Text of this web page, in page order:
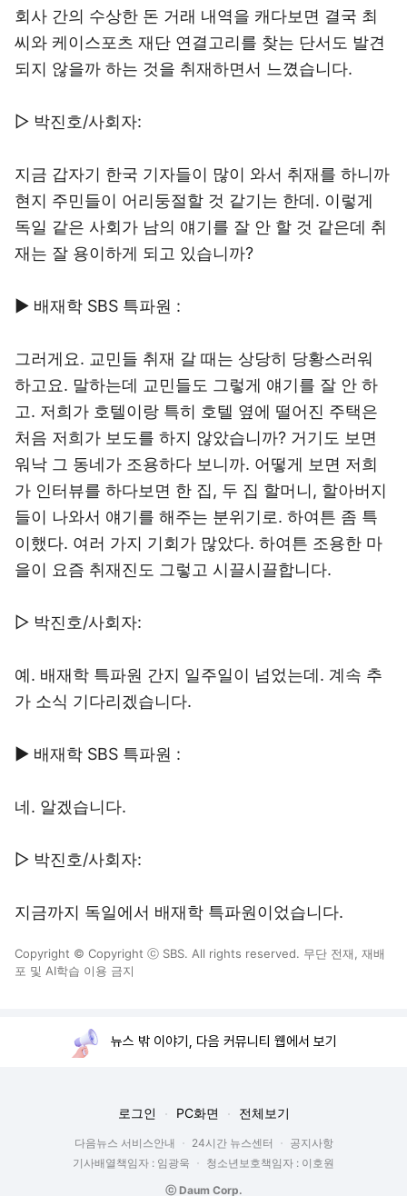
회사 간의 수상한 돈 거래 내역을 캐다보면 결국 최
씨와 케이스포츠 재단 연결고리를 찾는 단서도 발견
되지 않을까 하는 것을 취재하면서 느꼈습니다.
▷ 박진호/사회자:
지금 갑자기 한국 기자들이 많이 와서 취재를 하니까
현지 주민들이 어리둥절할 것 같기는 한데. 이렇게
독일 같은 사회가 남의 얘기를 잘 안 할 것 같은데 취
재는 잘 용이하게 되고 있습니까?
▶ 배재학 SBS 특파원 :
그러게요. 교민들 취재 갈 때는 상당히 당황스러워
하고요. 말하는데 교민들도 그렇게 얘기를 잘 안 하
고. 저희가 호텔이랑 특히 호텔 옆에 떨어진 주택은
처음 저희가 보도를 하지 않았습니까? 거기도 보면
워낙 그 동네가 조용하다 보니까. 어떻게 보면 저희
가 인터뷰를 하다보면 한 집, 두 집 할머니, 할아버지
들이 나와서 얘기를 해주는 분위기로. 하여튼 좀 특
이했다. 여러 가지 기회가 많았다. 하여튼 조용한 마
을이 요즘 취재진도 그렇고 시끌시끌합니다.
▷ 박진호/사회자:
예. 배재학 특파원 간지 일주일이 넘었는데. 계속 추
가 소식 기다리겠습니다.
▶ 배재학 SBS 특파원 :
네. 알겠습니다.
▷ 박진호/사회자:
지금까지 독일에서 배재학 특파원이었습니다.
Copyright © Copyright ⓒ SBS. All rights reserved. 무단 전재, 재배
포 및 AI학습 이용 금지
뉴스 밖 이야기, 다음 커뮤니티 웹에서 보기
로그인 PC화면 전체보기
다음뉴스 서비스안내 24시간 뉴스센터
공지사항
기사배열책임자 : 임광욱
청소년보호책임자 : 이호원
ⓒ Daum Corp.